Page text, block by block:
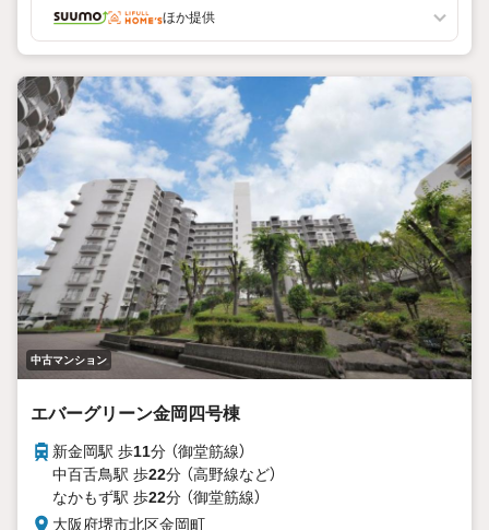
ほか提供
中古マンション
エバーグリーン金岡四号棟
新金岡駅 歩11分 （御堂筋線）
中百舌鳥駅 歩22分 （高野線など）
なかもず駅 歩22分 （御堂筋線）
大阪府堺市北区金岡町